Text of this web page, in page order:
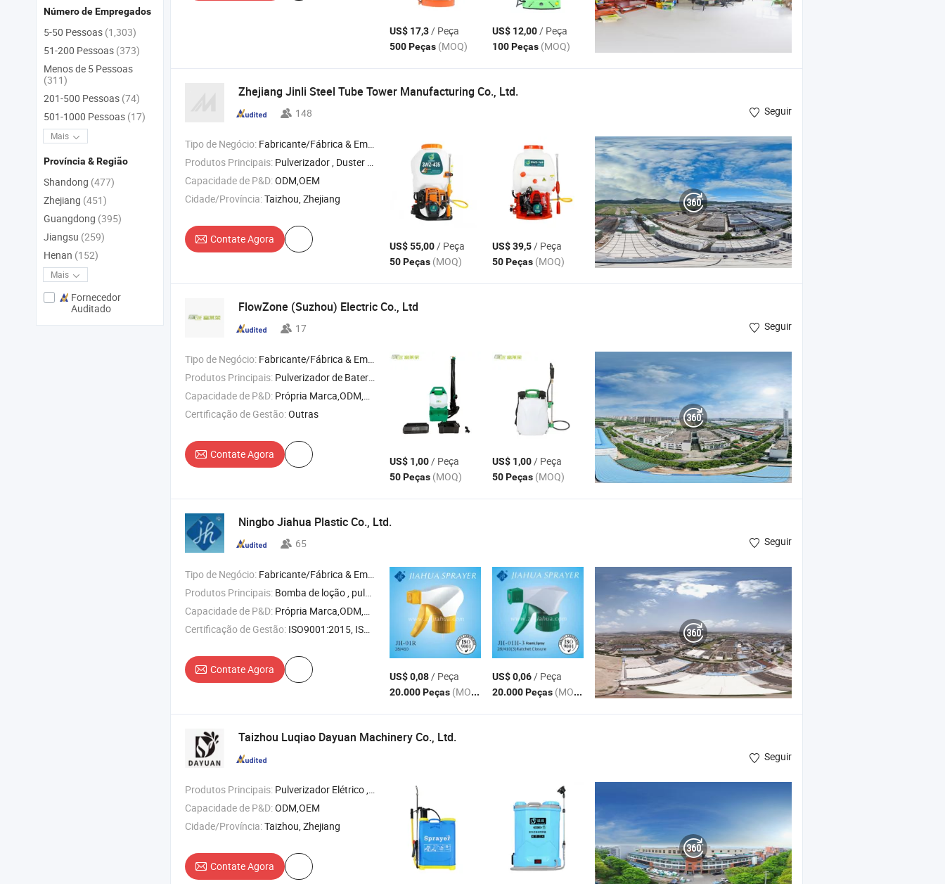
US$ 17,3/ Peça
500 Peças (MOQ)
US$ 12,00/ Peça
100 Peças (MOQ)
Zhejiang Jinli Steel Tube Tower Manufacturing Co., Ltd.
148 Seguir
Tipo de Negócio: Fabricante/Fábrica & Empresa Comercial
Produtos Principais: Pulverizador , Duster de Névoa , Bomba de Água , Cortador de Grama , Gerador a Gasolina
Capacidade de P&D:ODM,OEM
Cidade/Província:Taizhou, Zhejiang
Contate Agora
US$ 55,00/ Peça
50 Peças (MOQ)
US$ 39,5/ Peça
50 Peças (MOQ)
FlowZone (Suzhou) Electric Co., Ltd
17 Seguir
Tipo de Negócio: Fabricante/Fábrica & Empresa Comercial
Produtos Principais: Pulverizador de Bateria de Lítio , Pulverizador de Bateria , Pulverizador de Jardim , Pulverizador Costal , Pulverizador Agrícola
Capacidade de P&D: Própria Marca,ODM,OEM
Certificação de Gestão:Outras
Contate Agora
US$ 1,00/ Peça
50 Peças (MOQ)
US$ 1,00/ Peça
50 Peças (MOQ)
Ningbo Jiahua Plastic Co., Ltd.
65 Seguir
Tipo de Negócio: Fabricante/Fábrica & Empresa Comercial
Produtos Principais: Bomba de loção , pulverizador de gatilho , pulverizador , pulverizador de névoa , tampa de plástico
Capacidade de P&D: Própria Marca,ODM,OEM
Certificação de Gestão: ISO9001:2015, ISO14001
Contate Agora
US$ 0,08/ Peça
20.000 Peças (MOQ)
US$ 0,06/ Peça
20.000 Peças (MOQ)
Taizhou Luqiao Dayuan Machinery Co., Ltd.
Seguir
Produtos Principais: Pulverizador Elétrico , Pulverizador Manual , Pulverizador de Jardim , Pulverizador de Pressão , Pulverizador Costal
Capacidade de P&D:ODM,OEM
Cidade/Província:Taizhou, Zhejiang
Contate Agora
Número de Empregados
5-50 Pessoas (1,303)
51-200 Pessoas (373)
Menos de 5 Pessoas
(311)
201-500 Pessoas (74)
501-1000 Pessoas (17)
Mais
Província & Região
Shandong (477)
Zhejiang (451)
Guangdong (395)
Jiangsu (259)
Henan (152)
Mais
Fornecedor
Auditado